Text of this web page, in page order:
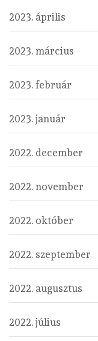
2023. április
2023. március
2023. február
2023. január
2022. december
2022. november
2022. október
2022. szeptember
2022. augusztus
2022. július